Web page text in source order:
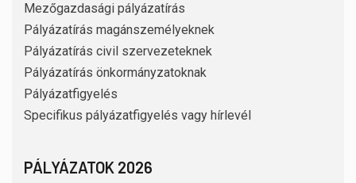
Mezőgazdasági pályázatírás
Pályázatírás magánszemélyeknek
Pályázatírás civil szervezeteknek
Pályázatírás önkormányzatoknak
Pályázatfigyelés
Specifikus pályázatfigyelés vagy hírlevél
PÁLYÁZATOK 2026